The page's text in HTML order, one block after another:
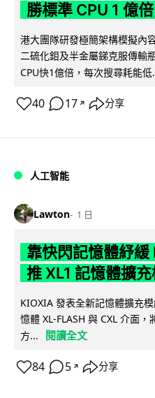
勝標準 CPU 1 億倍
港大團隊研發極簡架構模擬內
二硫化鉬及半金屬銻克服傳輸
CPU快1億倍，每次搜尋耗能低
40 17 ↗ 分享
人工智能
Lawton 1 日
靠快閃記憶體紓緩
推 XL1 記憶體擴充
KIOXIA 發表全新記憶體擴充
憶體 XL-FLASH 與 CXL 介面
方...
閱讀全文
84 5 ↗ 分享